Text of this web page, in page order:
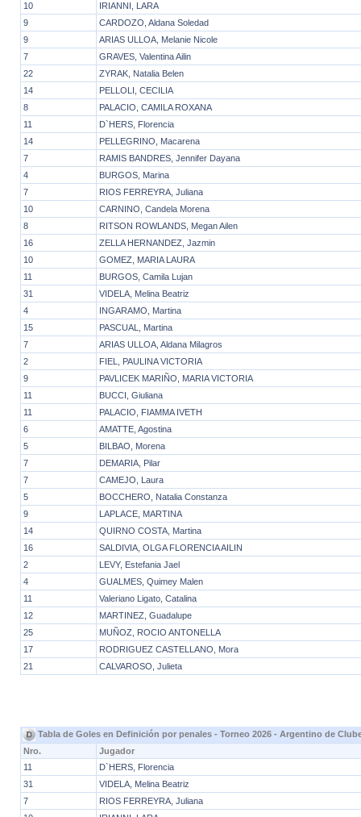
10
IRIANNI, LARA
9
CARDOZO, Aldana Soledad
9
ARIAS ULLOA, Melanie Nicole
7
GRAVES, Valentina Ailin
22
ZYRAK, Natalia Belen
14
PELLOLI, CECILIA
8
PALACIO, CAMILA ROXANA
11
D`HERS, Florencia
14
PELLEGRINO, Macarena
7
RAMIS BANDRES, Jennifer Dayana
4
BURGOS, Marina
7
RIOS FERREYRA, Juliana
10
CARNINO, Candela Morena
8
RITSON ROWLANDS, Megan Ailen
16
ZELLA HERNANDEZ, Jazmin
10
GOMEZ, MARIA LAURA
11
BURGOS, Camila Lujan
31
VIDELA, Melina Beatriz
4
INGARAMO, Martina
15
PASCUAL, Martina
7
ARIAS ULLOA, Aldana Milagros
2
FIEL, PAULINA VICTORIA
9
PAVLICEK MARIÑO, MARIA VICTORIA
11
BUCCI, Giuliana
11
PALACIO, FIAMMA IVETH
6
AMATTE, Agostina
5
BILBAO, Morena
7
DEMARIA, Pilar
7
CAMEJO, Laura
5
BOCCHERO, Natalia Constanza
9
LAPLACE, MARTINA
14
QUIRNO COSTA, Martina
16
SALDIVIA, OLGA FLORENCIA AILIN
2
LEVY, Estefania Jael
4
GUALMES, Quimey Malen
11
Valeriano Ligato, Catalina
12
MARTINEZ, Guadalupe
25
MUÑOZ, ROCIO ANTONELLA
17
RODRIGUEZ CASTELLANO, Mora
21
CALVAROSO, Julieta
Tabla de Goles en Definición por penales - Torneo 2026 - Argentino de
Nro.
Jugador
11
D`HERS, Florencia
31
VIDELA, Melina Beatriz
7
RIOS FERREYRA, Juliana